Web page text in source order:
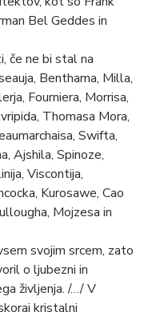
Bel Geddes in
če ne bi stal na
Benthama, Milla,
Fourniera, Morrisa,
Thomasa Mora,
Swifta,
Ajshila, Spinoze,
Viscontija,
Kurosawe, Cao
Mojzesa in
svojim srcem, zato
o ljubezni in
življenja. /…/ V
kristalni